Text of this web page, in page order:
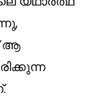
ആ